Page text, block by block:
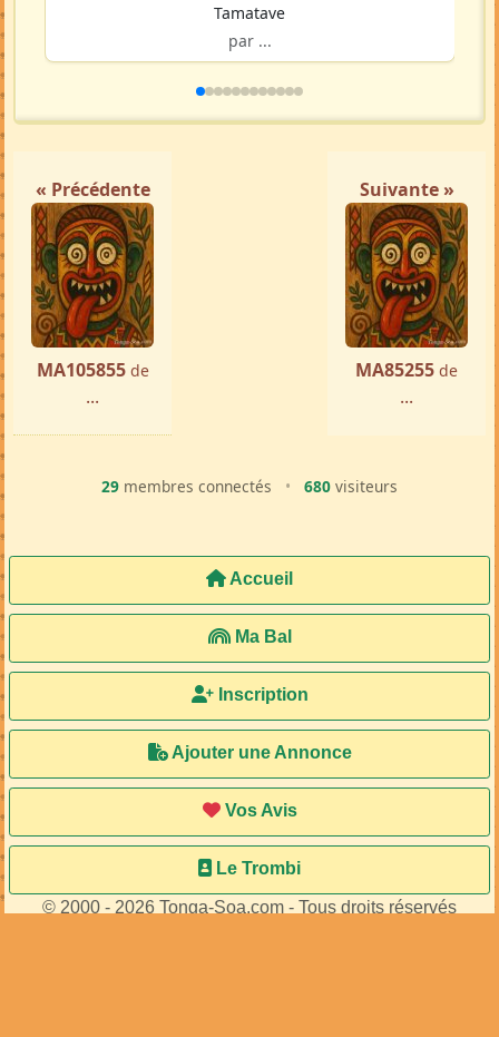
Tamatave
par ...
« Précédente
MA105855 de
...
Suivante »
MA85255 de
...
29 membres connectés • 680 visiteurs
Accueil
Ma Bal
Inscription
Ajouter une Annonce
Vos Avis
Le Trombi
© 2000 - 2026 Tonga-Soa.com - Tous droits réservés